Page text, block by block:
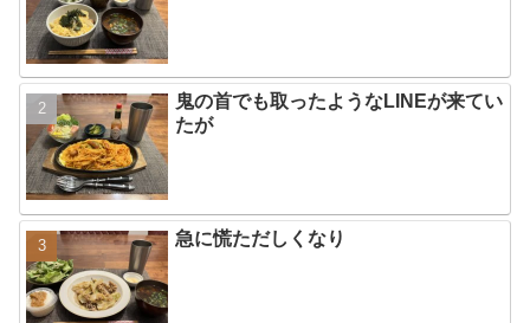
鬼の首でも取ったようなLINEが来てい
たが
急に慌ただしくなり